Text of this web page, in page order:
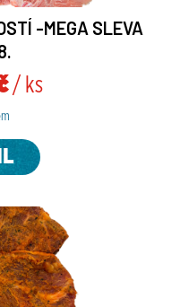
-MEGA SLEVA
/ ks